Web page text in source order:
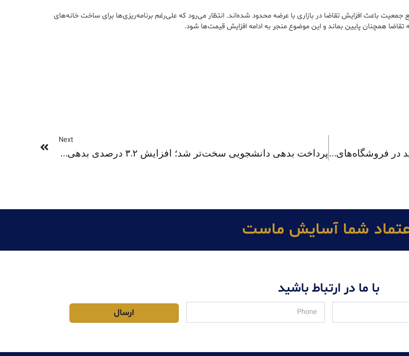
باعث افزایش تقاضا در بازاری با عرضه محدود شده‌اند. انتظار می‌رود که علی‌رغم برنامه‌ریزی‌ها برای ساخت خانه‌های
همچنان پایین بماند و این موضوع منجر به ادامه افزایش قیمت‌ها شود.
استفاده از کف دست برای پرداخت، فناوری جدید در فروشگاه‌های چین
Next
پرداخت بدهی دانشجویی سخت‌تر شد؛ افزایش ۳.۲ درصدی بدهی‌های دانشجویی
شما آسايش ماست
با ما در ارتباط باشید
ارسال